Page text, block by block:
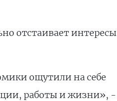
отстаивает интересы
ощутили на себе
работы и жизни», -